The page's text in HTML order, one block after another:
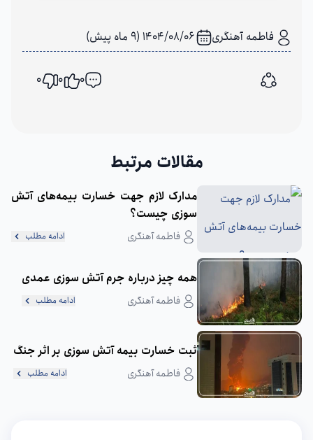
فاطمه آهنگری 1404/08/06 (9 ماه پیش)
اشتراک گذاری
0
0
0
مقالات مرتبط
مدارک لازم جهت خسارت بیمه‌های آتش‌
سوزی چیست؟
فاطمه آهنگری ادامه مطلب
همه چیز درباره جرم آتش سوزی عمدی
فاطمه آهنگری ادامه مطلب
ثبت خسارت بیمه آتش سوزی بر اثر جنگ
فاطمه آهنگری ادامه مطلب